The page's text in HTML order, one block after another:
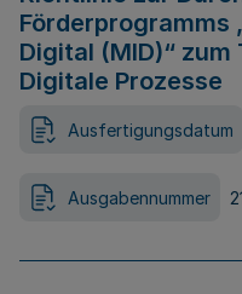
Förderprogramms
Digital (MID)“
Digitale Prozesse
Ausfertigungsdatum
Ausgabennummer